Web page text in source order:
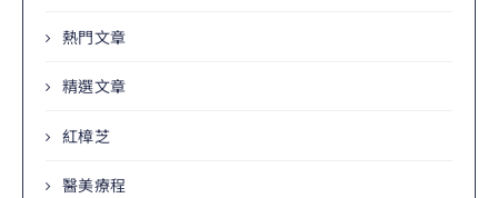
熱門文章
精選文章
紅樟芝
醫美療程